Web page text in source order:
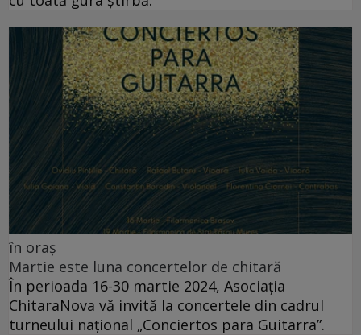
în oraș
Martie este luna concertelor de chitară
În perioada 16-30 martie 2024, Asociația
ChitaraNova vă invită la concertele din cadrul
turneului național „Conciertos para Guitarra”.